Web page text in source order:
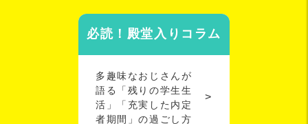
必読！殿堂入りコラム
多趣味なおじさんが
語る「残りの学生生
活」「充実した内定
者期間」の過ごし方